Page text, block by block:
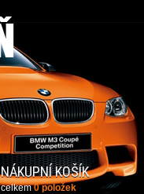
NÁKUPNÍ KOŠÍK
celkem0 položek